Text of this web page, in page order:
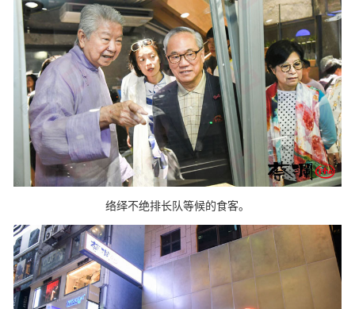
络绎不绝排长队等候的食客。